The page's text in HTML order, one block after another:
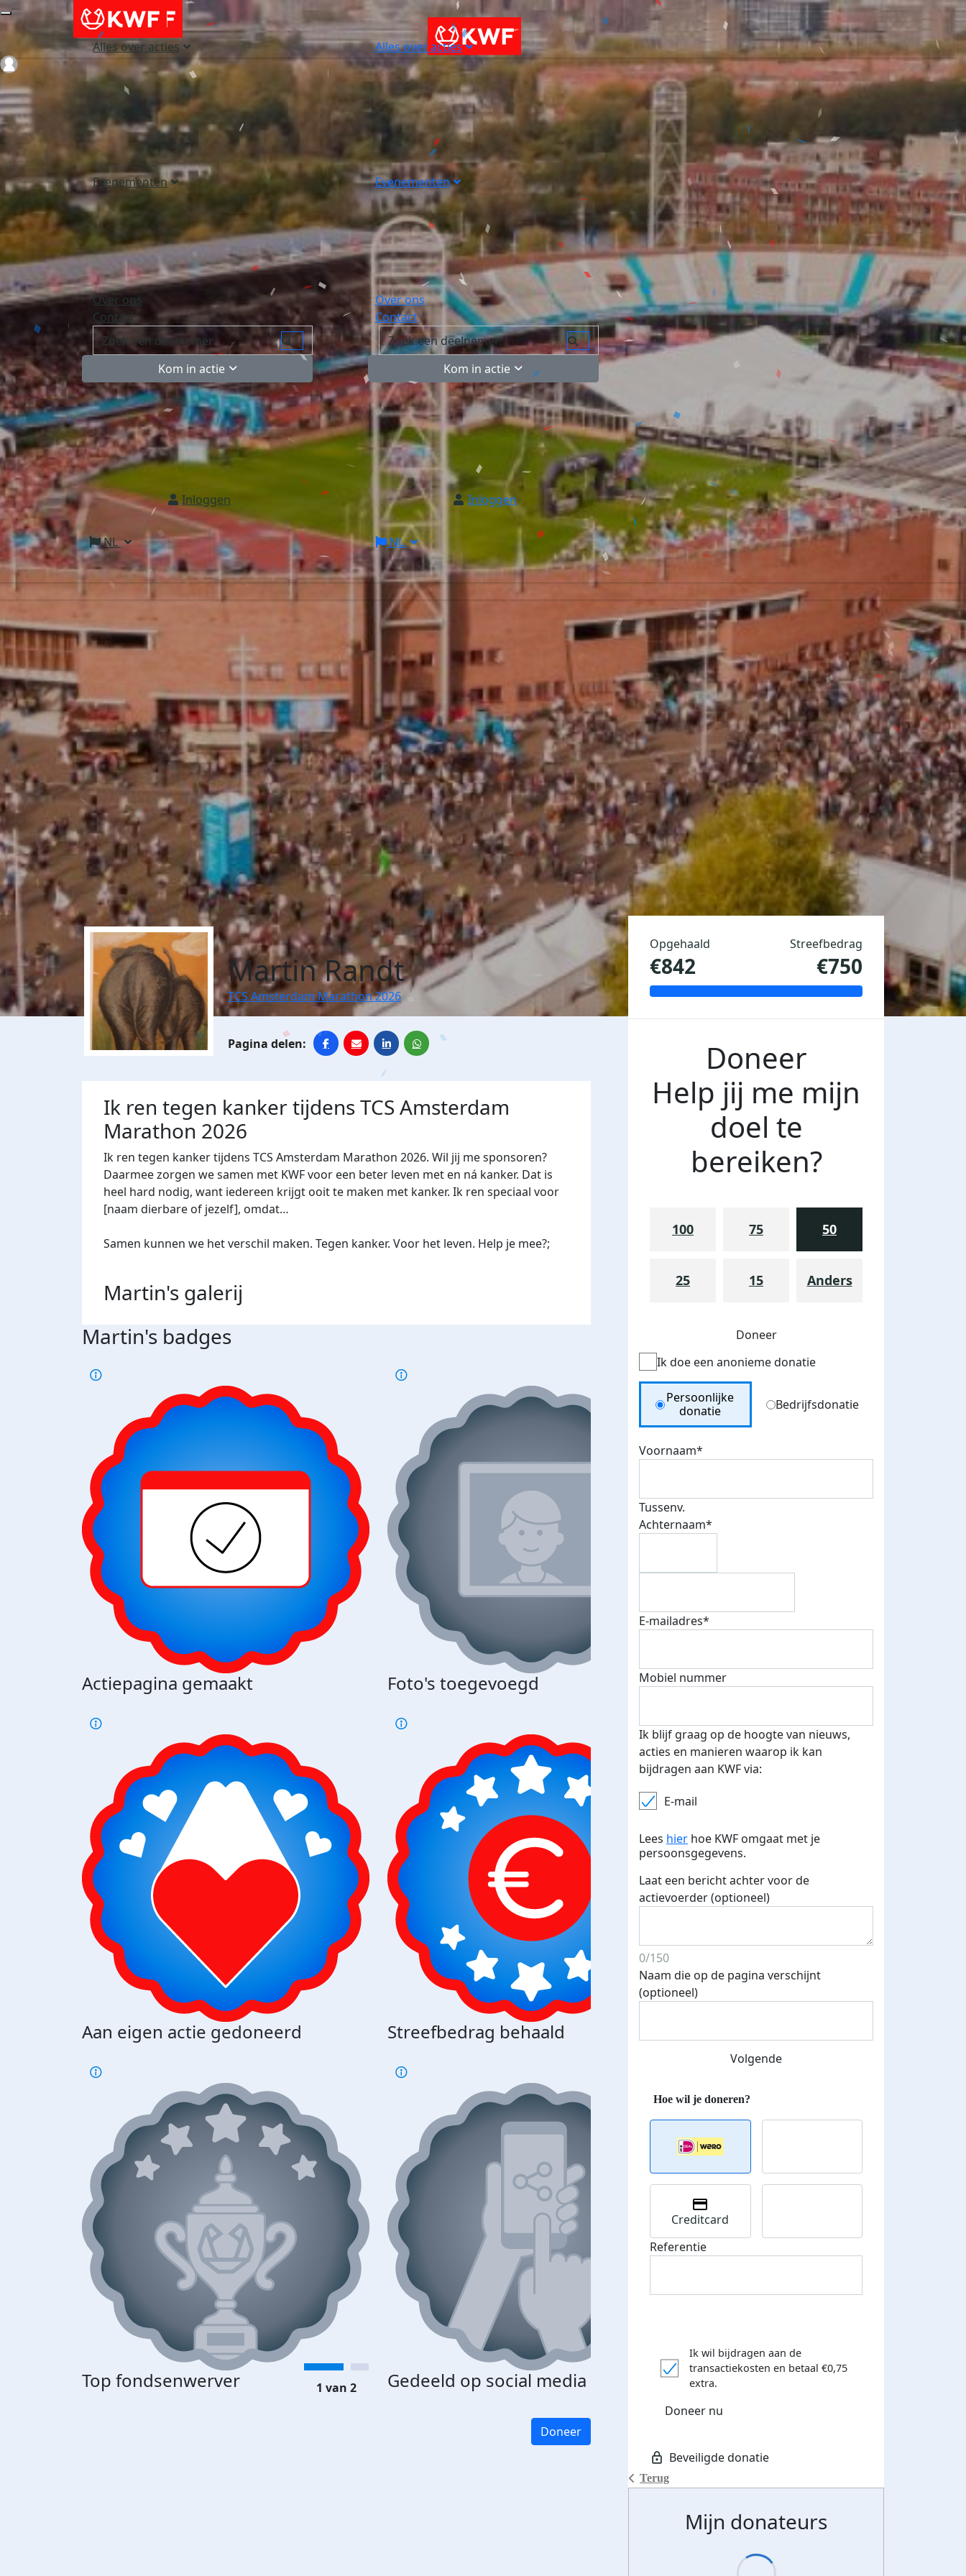
Alles over acties
Evenementen
Over ons
Contact
Kom in actie
Inloggen
NL
Alles over acties
Evenementen
Over ons
Contact
Kom in actie
Inloggen
NL
Login
Martin Randt
TCS Amsterdam Marathon 2026
Ik ren tegen kanker tijdens TCS Amsterdam
Marathon 2026
Ik ren tegen kanker tijdens TCS Amsterdam Marathon 2026. Wil jij me sponsoren?
Daarmee zorgen we samen met KWF voor een beter leven met en ná kanker. Dat is
heel hard nodig, want iedereen krijgt ooit te maken met kanker. Ik ren speciaal voor
[naam dierbare of jezelf], omdat…
Samen kunnen we het verschil maken. Tegen kanker. Voor het leven. Help je mee?;
Martin's galerij
Martin's badges
Actiepagina gemaakt Foto's toegevoegd E-mails verstuurd
Aan eigen actie gedoneerd Streefbedrag behaald
Top fondsenwerver Gedeeld op social media Donateurs bedankt
€500 euro opgehaald: t-shirt
1 van 2
Doneer
Opgehaald
€842
Streefbedrag
€750
Doneer
Help jij me mijn
doel te
bereiken?
100 75 50
25 15 Anders
Doneer
Ik doe een anonieme donatie
Donation Type
Persoonlijke
donatie
Bedrijfsdonatie
Voornaam*
Tussenv.
Achternaam*
E-mailadres*
Mobiel nummer
Ik blijf graag op de hoogte van nieuws,
acties en manieren waarop ik kan
bijdragen aan KWF via:
E-mail
Lees hier hoe KWF omgaat met je
persoonsgegevens.
Laat een bericht achter voor de
actievoerder (optioneel)
0/150
Naam die op de pagina verschijnt
(optioneel)
Volgende
Terug
Creditcard
Referentie
Ik wil bijdragen aan de
transactiekosten en betaal €0,75
extra.
Doneer nu
Mijn donateurs